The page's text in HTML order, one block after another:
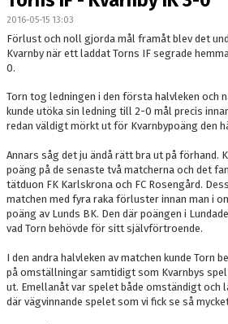
BILDGALLERI
DOKUMENT
LEDARE
KONTAKT
2016-05-15 13:03
Förlust och noll gjorda mål framåt blev det
Kvarnby när ett laddat Torns IF segrade
0.
Torn tog ledningen i den första halvleken och
kunde utöka sin ledning till 2-0 mål precis
redan väldigt mörkt ut för Kvarnbypoäng den
Annars såg det ju ändå rätt bra ut på förhand.
poäng på de senaste två matcherna och det
tätduon FK Karlskrona och FC Rosengård.
matchen med fyra raka förluster innan man i
poäng av Lunds BK. Den där poängen i
vad Torn behövde för sitt självförtroende.
I den andra halvleken av matchen kunde Torn
på omställningar samtidigt som Kvarnbys
ut. Emellanåt var spelet både omständigt och
där vägvinnande spelet som vi fick se så